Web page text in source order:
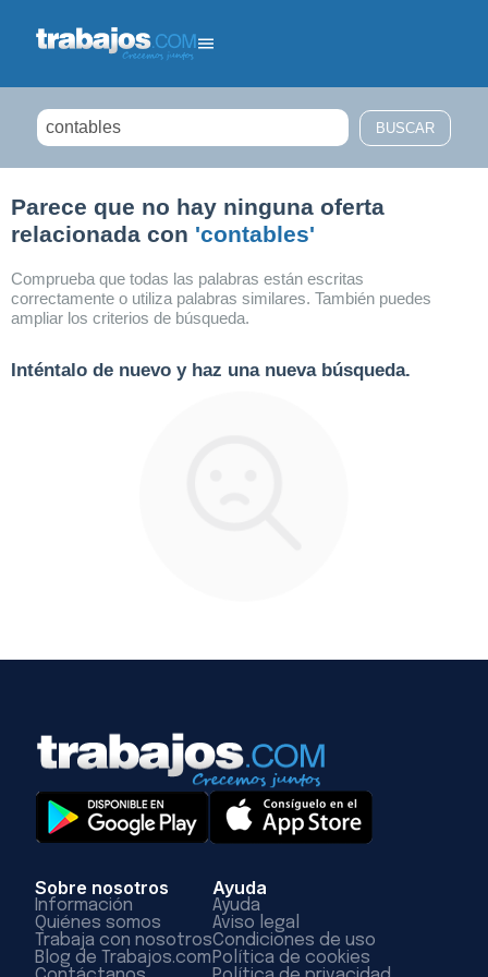
Parece que no hay ninguna oferta
relacionada con 'contables'
Comprueba que todas las palabras están escritas
correctamente o utiliza palabras similares. También puedes
ampliar los criterios de búsqueda.
Inténtalo de nuevo y haz una nueva búsqueda.
Sobre nosotros
Información
Quiénes somos
Trabaja con nosotros
Blog de Trabajos.com
Ayuda
Ayuda
Aviso legal
Condiciones de uso
Política de cookies